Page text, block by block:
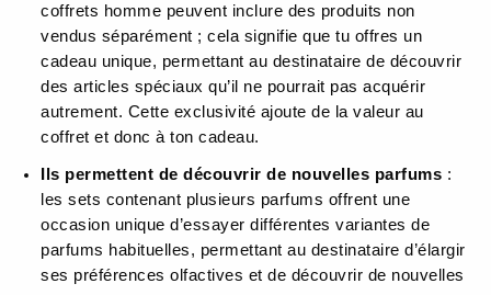
coffrets homme peuvent inclure des produits non
vendus séparément ; cela signifie que tu offres un
cadeau unique, permettant au destinataire de découvrir
des articles spéciaux qu’il ne pourrait pas acquérir
autrement. Cette exclusivité ajoute de la valeur au
coffret et donc à ton cadeau.
Ils permettent de découvrir de nouvelles parfums :
les sets contenant plusieurs parfums offrent une
occasion unique d’essayer différentes variantes de
parfums habituelles, permettant au destinataire d’élargir
ses préférences olfactives et de découvrir de nouvelles